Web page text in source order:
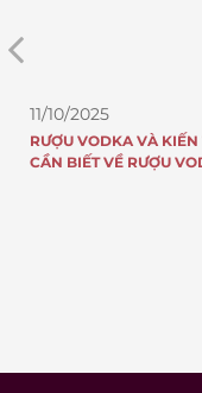
11/10/2025
RƯỢU VODKA VÀ KIẾN
CẦN BIẾT VỀ RƯỢU